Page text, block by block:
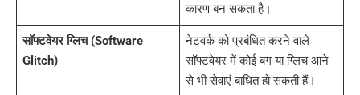
कारण बन सकता है।
सॉफ्टवेयर ग्लिच (Software
Glitch)
नेटवर्क को प्रबंधित करने वाले
सॉफ्टवेयर में कोई बग या ग्लिच आने
से भी सेवाएं बाधित हो सकती हैं।